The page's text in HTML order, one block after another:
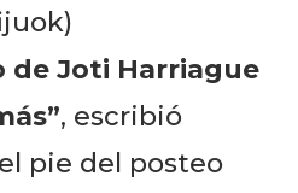
de Joti Harriague
, escribió
pie del posteo